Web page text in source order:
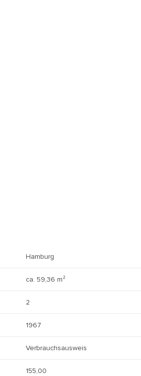
Hamburg
ca. 59,36 m²
2
1967
Verbrauchsausweis
155,00